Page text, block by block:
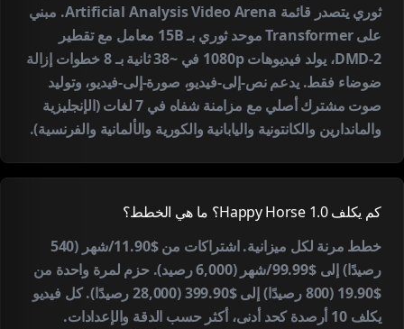
ثوري يتصدر قائمة Artificial Analysis Video Arena. مبني
على Transformer موحد ثوري بـ 15B معامل مع تقطير
DMD-2، يولد فيديوهات 1080p في ~38 ثانية بـ 8 خطوات إزالة
ضوضاء فقط. يدعم نص-إلى-فيديو، صورة-إلى-فيديو، وتوليد
صوت مشترك أصلي مع مزامنة شفاه في 7 لغات (الإنجليزية
والماندارين والكانتونية واليابانية والكورية والألمانية والفرنسية).
كم يكلف Happy Horse 1.0؟ ما هي الخطط؟
خطط مرنة لكل ميزانية. اشتراكات من $11.90/شهر (540
رصيدًا) إلى $99.99/شهر (6,000 رصيد). حزم لمرة واحدة من
$19.90 (800 رصيدًا) إلى $399.90 (28,000 رصيدًا). كل فيديو
يكلف 10 أرصدة كحد أدنى، أكثر حسب الدقة والإعدادات.